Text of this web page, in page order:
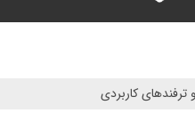
ترفندهای کاربردی